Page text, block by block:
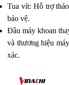
Tua vít: Hỗ trợ
bảo vệ.
Đầu máy khoan
và thương hiệu
xác.